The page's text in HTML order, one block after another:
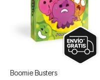
Boomie Busters